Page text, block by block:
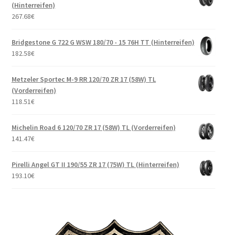
(Hinterreifen)
267.68€
Bridgestone G 722 G WSW 180/70 - 15 76H TT (Hinterreifen)
182.58€
Metzeler Sportec M-9 RR 120/70 ZR 17 (58W) TL
(Vorderreifen)
118.51€
Michelin Road 6 120/70 ZR 17 (58W) TL (Vorderreifen)
141.47€
Pirelli Angel GT II 190/55 ZR 17 (75W) TL (Hinterreifen)
193.10€